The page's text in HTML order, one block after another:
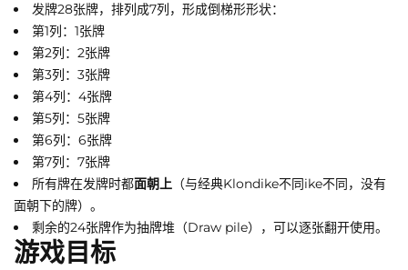
发牌28张牌，排列成7列，形成倒梯形形状：
第1列：1张牌
第2列：2张牌
第3列：3张牌
第4列：4张牌
第5列：5张牌
第6列：6张牌
第7列：7张牌
所有牌在发牌时都面朝上 （与经典Klondike不同ike不同，没有
面朝下的牌）。
剩余的24张牌作为抽牌堆（Draw pile），可以逐张翻开使用。
游戏目标